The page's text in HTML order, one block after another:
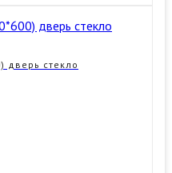
дверь стекло